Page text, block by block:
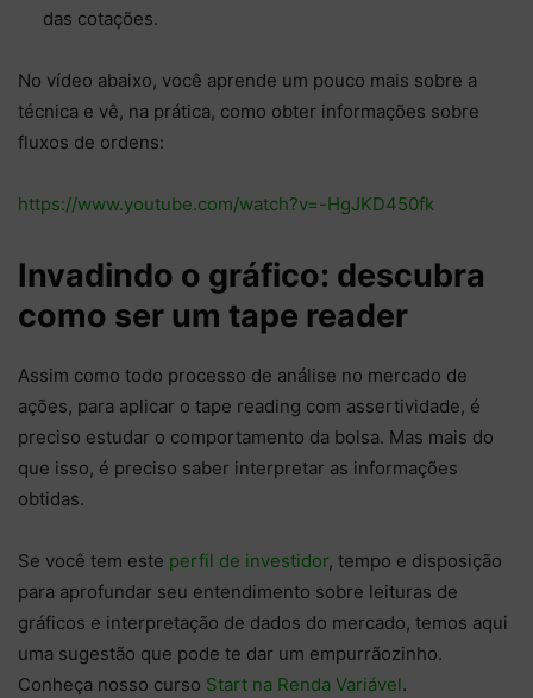
das cotações.
No vídeo abaixo, você aprende um pouco mais sobre a
técnica e vê, na prática, como obter informações sobre
fluxos de ordens:
https://www.youtube.com/watch?v=-HgJKD450fk
Invadindo o gráfico: descubra
como ser um tape reader
Assim como todo processo de análise no mercado de
ações, para aplicar o tape reading com assertividade, é
preciso estudar o comportamento da bolsa. Mas mais do
que isso, é preciso saber interpretar as informações
obtidas.
Se você tem este perfil de investidor, tempo e disposição
para aprofundar seu entendimento sobre leituras de
gráficos e interpretação de dados do mercado, temos aqui
uma sugestão que pode te dar um empurrãozinho.
Conheça nosso curso Start na Renda Variável.